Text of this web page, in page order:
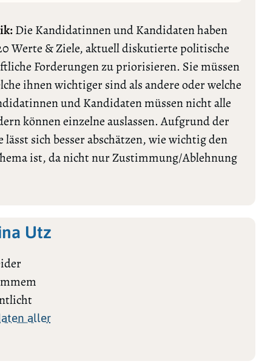
Die Kandidatinnen und Kandidaten haben
Werte & Ziele, aktuell diskutierte politische
Forderungen zu priorisieren. Sie müssen
ihnen wichtiger sind als andere oder welche
und Kandidaten müssen nicht alle
können einzelne auslassen. Aufgrund der
sich besser abschätzen, wie wichtig den
ist, da nicht nur Zustimmung/Ablehnung
Utz
aller